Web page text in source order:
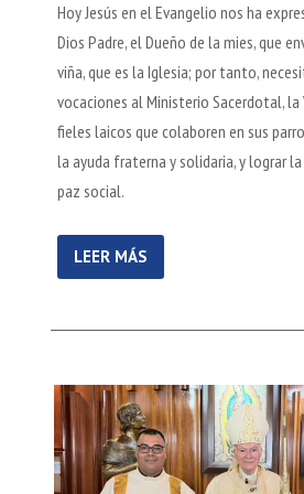
Hoy Jesús en el Evangelio nos ha
Dios Padre, el Dueño de la mies, que
viña, que es la Iglesia; por tanto,
vocaciones al Ministerio Sacerdotal, la
fieles laicos que colaboren en sus
la ayuda fraterna y solidaria, y lograr
paz social.
LEER MÁS